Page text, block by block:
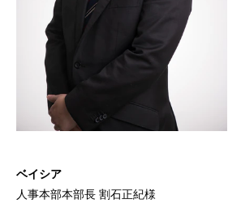
講師一覧
ベイシア
人事本部本部長 割石正紀様